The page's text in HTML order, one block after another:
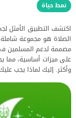
نمط حياة
اكتشف التطبيق الأمثل
مصممة لدعم المسلمين
على ميزات أساسية، مما
وأكثر. إليك لماذا يجب